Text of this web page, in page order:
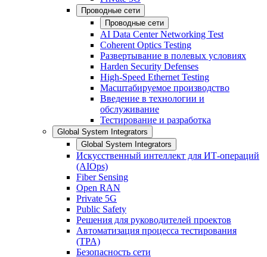
Проводные сети
Проводные сети
AI Data Center Networking Test
Coherent Optics Testing
Развертывание в полевых условиях
Harden Security Defenses
High-Speed Ethernet Testing
Масштабируемое производство
Введение в технологии и
обслуживание
Тестирование и разработка
Global System Integrators
Global System Integrators
Искусственный интеллект для ИТ-операций
(AIOps)
Fiber Sensing
Open RAN
Private 5G
Public Safety
Решения для руководителей проектов
Автоматизация процесса тестирования
(TPA)
Безопасность сети